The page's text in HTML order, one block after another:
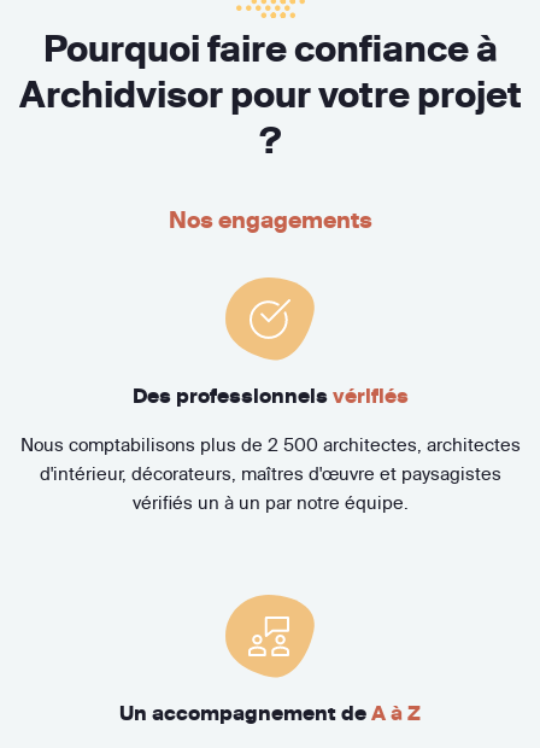
Pourquoi faire confiance à
Archidvisor pour votre projet
?
Nos engagements
Des professionnels vérifiés
Nous comptabilisons plus de 2 500 architectes, architectes
d'intérieur, décorateurs, maîtres d'œuvre et paysagistes
vérifiés un à un par notre équipe.
Un accompagnement de A à Z